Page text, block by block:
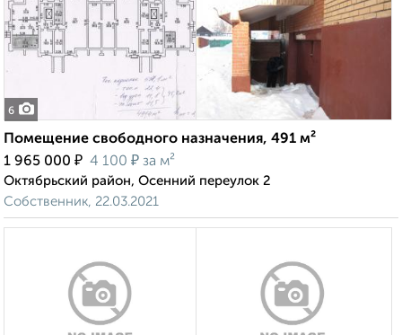
6
Помещение свободного назначения, 491 м²
1 965 000 ₽ 4 100 ₽ за м²
Октябрьский район, Осенний переулок 2
Собственник, 22.03.2021